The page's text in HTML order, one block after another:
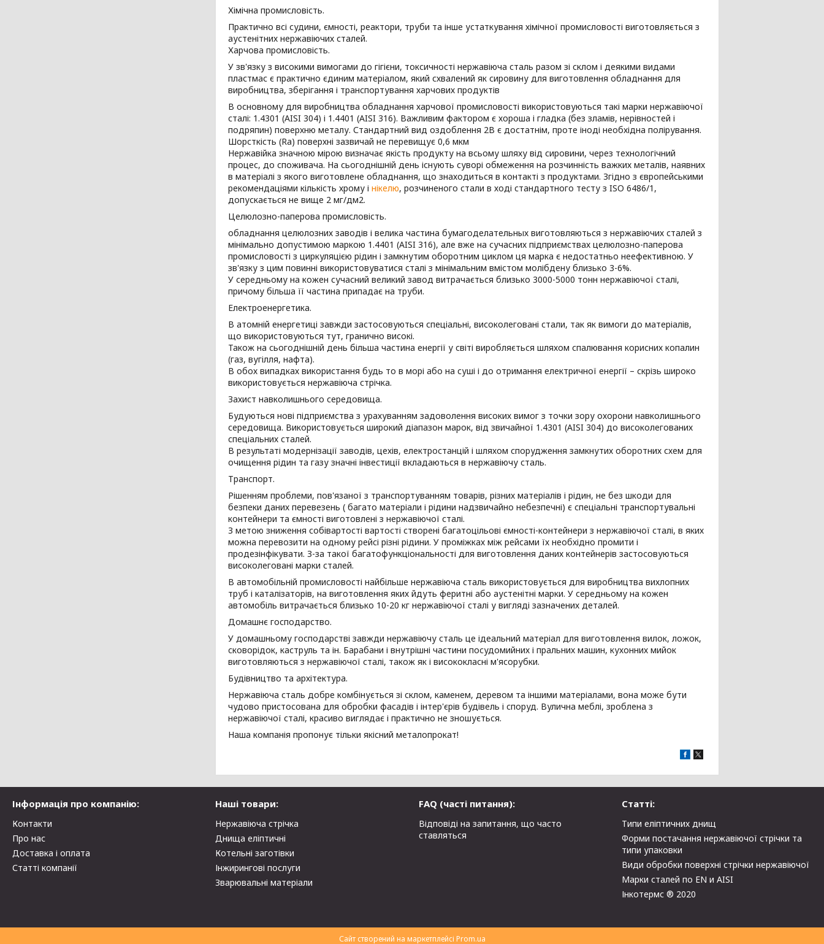
Хімічна промисловість.
Практично всі судини, ємності, реактори, труби та інше устаткування хімічної промисловості виготовляється з
аустенітних нержавіючих сталей.
Харчова промисловість.
У зв'язку з високими вимогами до гігієни, токсичності нержавіюча сталь разом зі склом і деякими видами
пластмас є практично єдиним матеріалом, який схвалений як сировину для виготовлення обладнання для
виробництва, зберігання і транспортування харчових продуктів
В основному для виробництва обладнання харчової промисловості використовуються такі марки нержавіючої
сталі: 1.4301 (AISI 304) і 1.4401 (AISI 316). Важливим фактором є хороша і гладка (без зламів, нерівностей і
подряпин) поверхню металу. Стандартний вид оздоблення 2B є достатнім, проте іноді необхідна полірування.
Шорсткість (Ra) поверхні зазвичай не перевищує 0,6 мкм
Нержавійка значною мірою визначає якість продукту на всьому шляху від сировини, через технологічний
процес, до споживача. На сьогоднішній день існують суворі обмеження на розчинність важких металів, наявних
в матеріалі з якого виготовлене обладнання, що знаходиться в контакті з продуктами. Згідно з європейськими
рекомендаціями кількість хрому і нікелю, розчиненого стали в ході стандартного тесту з ISO 6486/1,
допускається не вище 2 мг/дм2.
Целюлозно-паперова промисловість.
обладнання целюлозних заводів і велика частина бумагоделательных виготовляються з нержавіючих сталей з
мінімально допустимою маркою 1.4401 (AISI 316), але вже на сучасних підприємствах целюлозно-паперова
промисловості з циркуляцією рідин і замкнутим оборотним циклом ця марка є недостатньо неефективною. У
зв'язку з цим повинні використовуватися сталі з мінімальним вмістом молібдену близько 3-6%.
У середньому на кожен сучасний великий завод витрачається близько 3000-5000 тонн нержавіючої сталі,
причому більша її частина припадає на труби.
Електроенергетика.
В атомній енергетиці завжди застосовуються спеціальні, високолеговані стали, так як вимоги до матеріалів,
що використовуються тут, гранично високі.
Також на сьогоднішній день більша частина енергії у світі виробляється шляхом спалювання корисних копалин
(газ, вугілля, нафта).
В обох випадках використання будь то в морі або на суші і до отримання електричної енергії – скрізь широко
використовується нержавіюча стрічка.
Захист навколишнього середовища.
Будуються нові підприємства з урахуванням задоволення високих вимог з точки зору охорони навколишнього
середовища. Використовується широкий діапазон марок, від звичайної 1.4301 (AISI 304) до високолегованих
спеціальних сталей.
В результаті модернізації заводів, цехів, електростанцій і шляхом спорудження замкнутих оборотних схем для
очищення рідин та газу значні інвестиції вкладаються в нержавіючу сталь.
Транспорт.
Рішенням проблеми, пов'язаної з транспортуванням товарів, різних матеріалів і рідин, не без шкоди для
безпеки даних перевезень ( багато матеріали і рідини надзвичайно небезпечні) є спеціальні транспортувальні
контейнери та ємності виготовлені з нержавіючої сталі.
З метою зниження собівартості вартості створені багатоцільові ємності-контейнери з нержавіючої сталі, в яких
можна перевозити на одному рейсі різні рідини. У проміжках між рейсами їх необхідно промити і
продезінфікувати. З-за такої багатофункціональності для виготовлення даних контейнерів застосовуються
високолеговані марки сталей.
В автомобільній промисловості найбільше нержавіюча сталь використовується для виробництва вихлопних
труб і каталізаторів, на виготовлення яких йдуть феритні або аустенітні марки. У середньому на кожен
автомобіль витрачається близько 10-20 кг нержавіючої сталі у вигляді зазначених деталей.
Домашнє господарство.
У домашньому господарстві завжди нержавіючу сталь це ідеальний матеріал для виготовлення вилок, ложок,
сковорідок, каструль та ін. Барабани і внутрішні частини посудомийних і пральних машин, кухонних мийок
виготовляються з нержавіючої сталі, також як і висококласні м'ясорубки.
Будівництво та архітектура.
Нержавіюча сталь добре комбінується зі склом, каменем, деревом та іншими матеріалами, вона може бути
чудово пристосована для обробки фасадів і інтер'єрів будівель і споруд. Вулична меблі, зроблена з
нержавіючої сталі, красиво виглядає і практично не зношується.
Наша компанія пропонує тільки якісний металопрокат!
Інформація про компанію:
Контакти
Про нас
Доставка і оплата
Статті компанії
Наші товари:
Нержавіюча стрічка
Днища еліптичні
Котельні заготівки
Інжирингові послуги
Зварювальні матеріали
FAQ (часті питання):
Відповіді на запитання, що часто
ставляться
Статті:
Типи еліптичних днищ
Форми постачання нержавіючої стрічки та
типи упаковки
Види обробки поверхні стрічки нержавіючої
Марки сталей по EN и AISI
Інкотермс ® 2020
Сайт створений на маркетплейсі Prom.ua